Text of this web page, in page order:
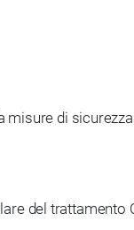
di
del trattamento